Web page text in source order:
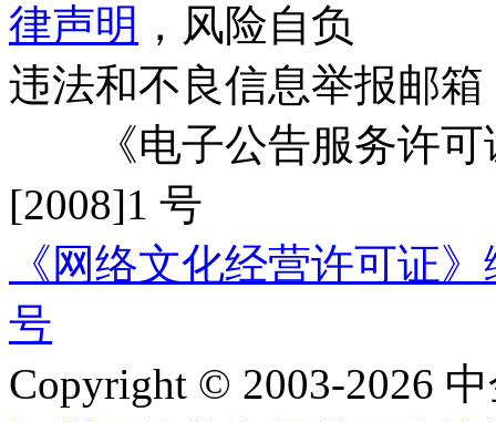
律声明 ，风险自负
违法和不良信息举报邮箱
《电子公告服务许可
[2008]1 号
《网络文化经营许可证
号
Copyright © 2003-2026